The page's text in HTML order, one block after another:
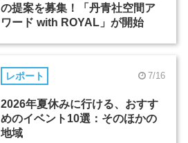
の提案を募集！「丹青社空間ア
ワード with ROYAL」が開始
レポート 7/16
2026年夏休みに行ける、おすす
めのイベント10選：そのほかの
地域